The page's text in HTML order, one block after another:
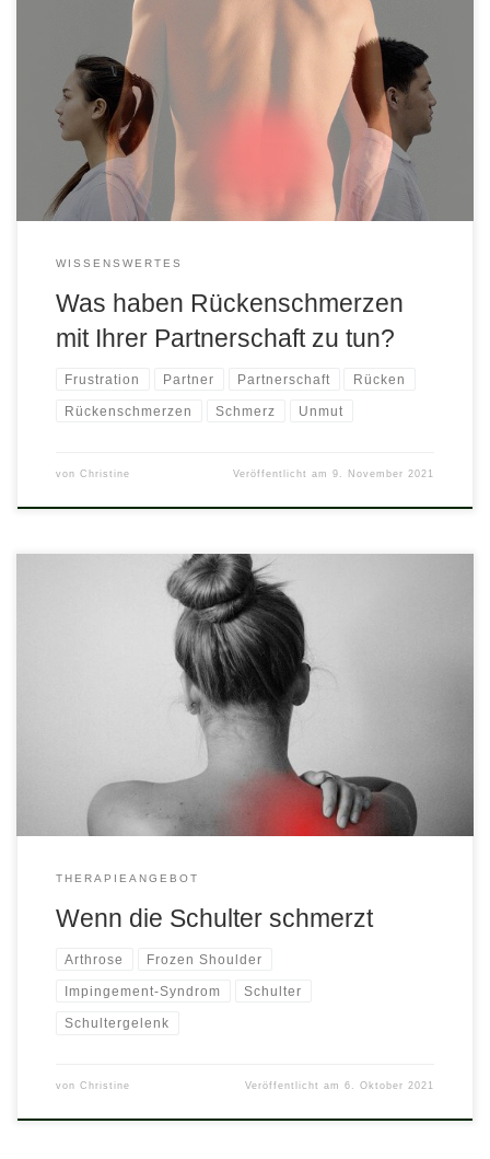
Heute möchte ich darauf eingehen, wie neben einer Vielzahl
anderer Dinge auch Rückenschmerzen Einfluss auf Ihre
Partnerschaft nehmen können. Sagen wir einmal, Ihr Partner
arbeitet im Büro und sitzt daher sehr viel am Computer. Da sein
Arbeitsplatz wenig ergonomisch ist, geht ihm das irgendwann
ziemlich auf den Rücken. Sie haben […]
WISSENSWERTES
Was haben Rückenschmerzen
mit Ihrer Partnerschaft zu tun?
Frustration Partner Partnerschaft Rücken
Rückenschmerzen Schmerz Unmut
von Christine Veröffentlicht am9. November 2021
Meistens schleicht sich der Schmerz etappenweise in unser
Leben. Mal tut eine bestimmte Bewegung weh, dann wieder nicht.
Und so warten wir ab in der Hoffnung, dass sich das wieder
geben wird. Ganz oft tut es das auch. Etwas Ruhe, eine gute
Salbe und alles wird quasi über Nacht wieder […]
THERAPIEANGEBOT
Wenn die Schulter schmerzt
Arthrose Frozen Shoulder
Impingement-Syndrom Schulter
Schultergelenk
von Christine Veröffentlicht am6. Oktober 2021